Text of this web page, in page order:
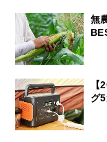
無
グ